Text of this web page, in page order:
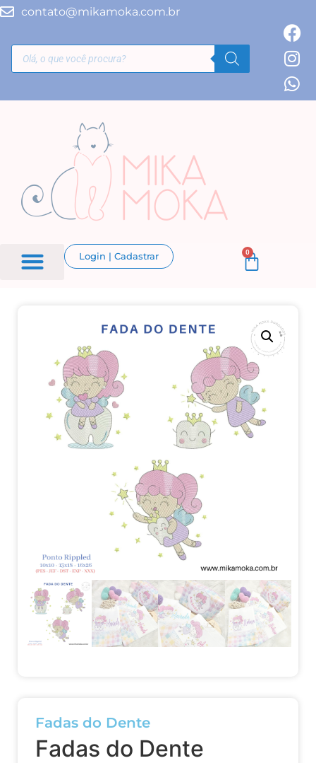
contato@mikamoka.com.br
Login | Cadastrar 0
Fadas do Dente
Fadas do Dente